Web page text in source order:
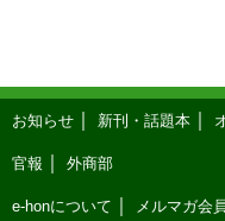
お知らせ 新刊・話題本
官報 外商部
e-honについて メルマガ会